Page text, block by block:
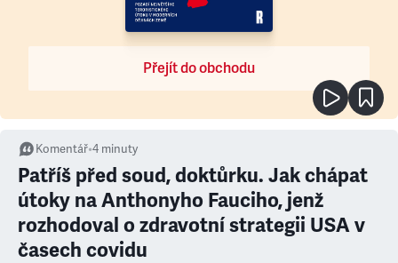
Přejít do obchodu
Komentář•4 minuty
Patříš před soud, doktůrku. Jak chápat
útoky na Anthonyho Fauciho, jenž
rozhodoval o zdravotní strategii USA v
časech covidu